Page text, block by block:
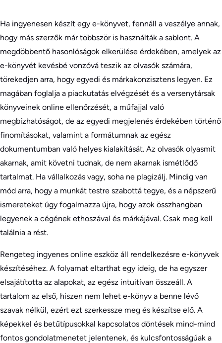
Ha ingyenesen készít egy e-könyvet, fennáll a veszélye annak,
hogy más szerzők már többször is használták a sablont. A
megdöbbentő hasonlóságok elkerülése érdekében, amelyek az
e-könyvét kevésbé vonzóvá teszik az olvasók számára,
törekedjen arra, hogy egyedi és márkakonzisztens legyen. Ez
magában foglalja a piackutatás elvégzését és a versenytársak
könyveinek online ellenőrzését, a műfajjal való
megbízhatóságot, de az egyedi megjelenés érdekében történő
finomításokat, valamint a formátumnak az egész
dokumentumban való helyes kialakítását. Az olvasók olyasmit
akarnak, amit követni tudnak, de nem akarnak ismétlődő
tartalmat. Ha vállalkozás vagy, soha ne plagizálj. Mindig van
mód arra, hogy a munkát testre szabottá tegye, és a népszerű
ismereteket úgy fogalmazza újra, hogy azok összhangban
legyenek a cégének ethoszával és márkájával. Csak meg kell
találnia a rést.
Rengeteg ingyenes online eszköz áll rendelkezésre e-könyvek
készítéséhez. A folyamat eltarthat egy ideig, de ha egyszer
elsajátította az alapokat, az egész intuitívan összeáll. A
tartalom az első, hiszen nem lehet e-könyv a benne lévő
szavak nélkül, ezért ezt szerkessze meg és készítse elő. A
képekkel és betűtípusokkal kapcsolatos döntések mind-mind
fontos gondolatmenetet jelentenek, és kulcsfontosságúak a